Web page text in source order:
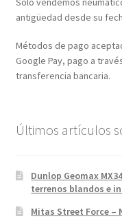
antigüedad desde su
Métodos de pago
Google Pay, pago a
transferencia bancaria.
Últimos artículos
Dunlop Geomax
terrenos blandos e
Mitas Street Force –